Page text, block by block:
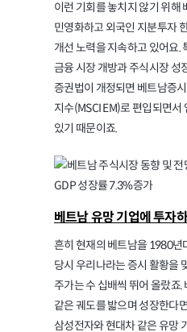
이런 기회를 놓치지 않기 위해
민영화하고 외국인 지분투자
개선 노력을 지속하고 있어요.
금융 시장 개방과 주식시장 성
증권법이 개정되면 베트남증
지수(MSCI EM)로 편입되면서
있기 때문이죠.
베트남 유망 기업에 투자
흔히 현재의 베트남을 1980년
당시 우리나라는 증시 활황을
주가는 수 십배씩 뛰어 올랐죠
같은 궤도를 밟으며 성장한다
삼성전자와 현대차 같은 유망